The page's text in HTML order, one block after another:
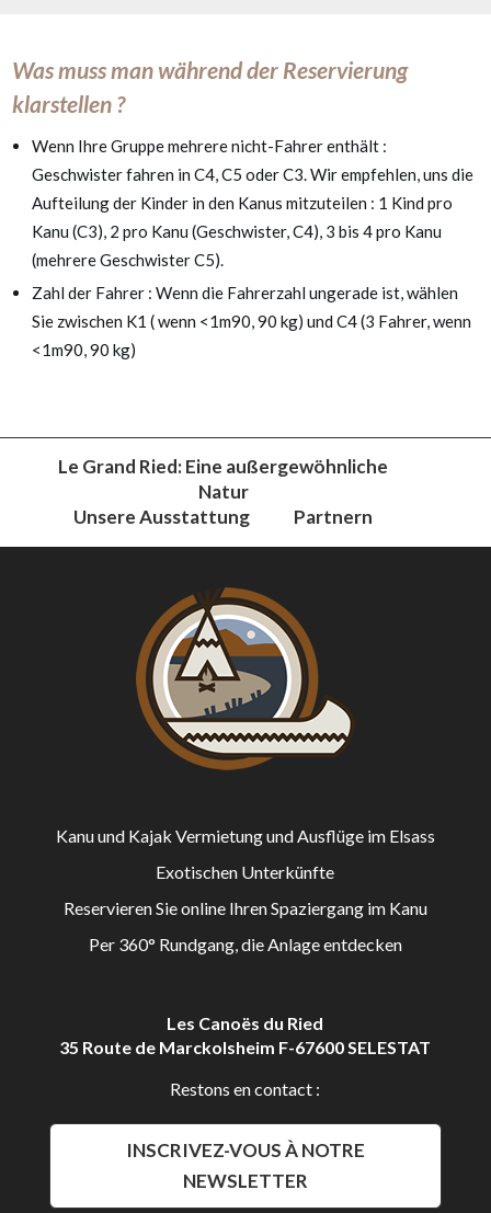
Was muss man während der Reservierung
klarstellen ?
Wenn Ihre Gruppe mehrere nicht-Fahrer enthält :
Geschwister fahren in C4, C5 oder C3. Wir empfehlen, uns die
Aufteilung der Kinder in den Kanus mitzuteilen : 1 Kind pro
Kanu (C3), 2 pro Kanu (Geschwister, C4), 3 bis 4 pro Kanu
(mehrere Geschwister C5).
Zahl der Fahrer : Wenn die Fahrerzahl ungerade ist, wählen
Sie zwischen K1 ( wenn <1m90, 90 kg) und C4 (3 Fahrer, wenn
<1m90, 90 kg)
Le Grand Ried: Eine außergewöhnliche
Natur
Unsere Ausstattung
Partnern
Kanu und Kajak Vermietung und Ausflüge im Elsass
Exotischen Unterkünfte
Reservieren Sie online Ihren Spaziergang im Kanu
Per 360° Rundgang, die Anlage entdecken
Les Canoës du Ried
35 Route de Marckolsheim F-67600 SELESTAT
Restons en contact :
INSCRIVEZ-VOUS À NOTRE
NEWSLETTER